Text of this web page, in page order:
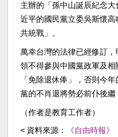
主辦的「孫中山誕辰紀念
近平的國民黨立委吳斯懷
共統戰」。
萬幸台灣的法律已經修訂
領不得參與中國黨政軍及
「免除退休俸」，否則今
黨的不肖退將勢必前仆後繼
（作者是教育工作者）
< 資料來源： 《自由時報》